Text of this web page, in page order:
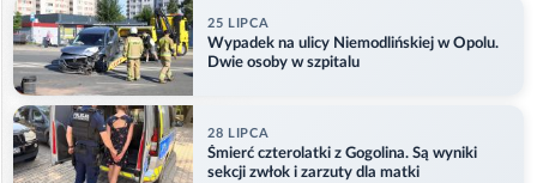
25 LIPCA
Wypadek na ulicy Niemodlińskiej w Opolu.
Dwie osoby w szpitalu
28 LIPCA
Śmierć czterolatki z Gogolina. Są wyniki
sekcji zwłok i zarzuty dla matki